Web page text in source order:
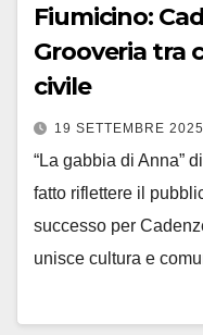
Fiumicino:
Grooveria tra
civile
19 SETTEMBRE 2025
“La gabbia di Anna”
fatto riflettere il
successo per
unisce cultura e